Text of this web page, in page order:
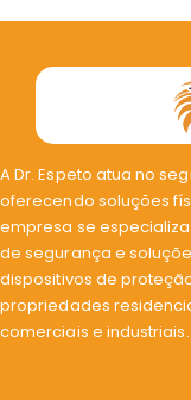
A Dr. Espeto atua no
oferecendo soluções
empresa se
de segurança e
dispositivos de
propriedades
comerciais e industriais.